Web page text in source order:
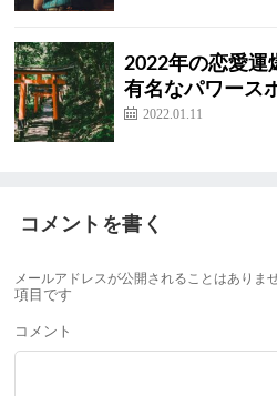
2022年の恋愛運
有名なパワース
2022.01.11
コメントを書く
メールアドレスが公開されることはありま
項目です
コメント